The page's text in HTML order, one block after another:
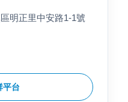
明正里中安路1-1號
平台